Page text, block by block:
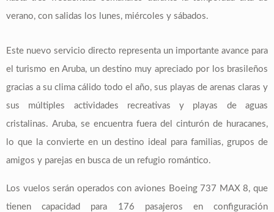
verano, con salidas los lunes, miércoles y sábados.
Este nuevo servicio directo representa un importante avance para
el turismo en Aruba, un destino muy apreciado por los brasileños
gracias a su clima cálido todo el año, sus playas de arenas claras y
sus múltiples actividades recreativas y playas de aguas
cristalinas. Aruba, se encuentra fuera del cinturón de huracanes,
lo que la convierte en un destino ideal para familias, grupos de
amigos y parejas en busca de un refugio romántico.
Los vuelos serán operados con aviones Boeing 737 MAX 8, que
tienen capacidad para 176 pasajeros en configuración